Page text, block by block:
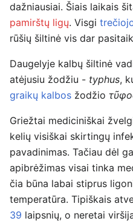
dažniausiai. Šiais laikais
pamirštų ligų. Visgi
rūšių šiltinė vis dar
Daugelyje kalbų šiltinė
atėjusiu žodžiu - typhus,
graikų kalbos žodžio
Griežtai mediciniškai
kelių visiškai skirtingų
pavadinimas. Tačiau dėl
apibrėžimas visai tinka
čia būna labai stiprus
temperatūra. Tipiškais
39 laipsnių, o neretai